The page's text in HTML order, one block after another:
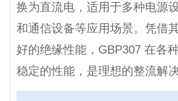
换为直流电，适用于多种电源
和通信设备等应用场景。凭借
好的绝缘性能，GBP307 在各
稳定的性能，是理想的整流解决